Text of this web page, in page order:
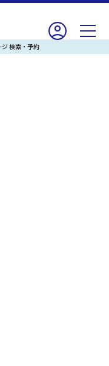
検索・予約